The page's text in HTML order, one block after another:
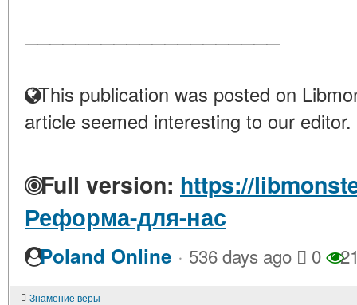
This publication was posted on
article seemed interesting to our editor.
Full version: https://
Реформа-для-нас
Poland Online · 536 days ago 0
Знамение веры